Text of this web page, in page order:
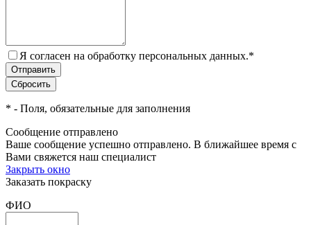
Я согласен на обработку персональных данных.*
* - Поля, обязательные для заполнения
Сообщение отправлено
Ваше сообщение успешно отправлено. В ближайшее время с
Вами свяжется наш специалист
Закрыть окно
Заказать покраску
ФИО